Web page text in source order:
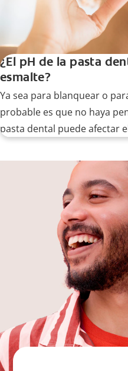
¿El pH de la pasta
esmalte?
Ya sea para blanquear o
probable es que no haya
pasta dental puede afectar
cuenta.